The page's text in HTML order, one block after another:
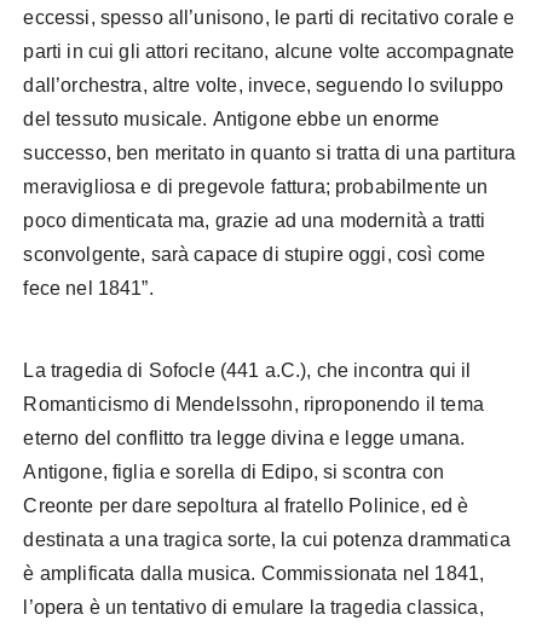
eccessi, spesso all’unisono, le parti di recitativo corale e
parti in cui gli attori recitano, alcune volte accompagnate
dall’orchestra, altre volte, invece, seguendo lo sviluppo
del tessuto musicale. Antigone ebbe un enorme
successo, ben meritato in quanto si tratta di una partitura
meravigliosa e di pregevole fattura; probabilmente un
poco dimenticata ma, grazie ad una modernità a tratti
sconvolgente, sarà capace di stupire oggi, così come
fece nel 1841”.
La tragedia di Sofocle (441 a.C.), che incontra qui il
Romanticismo di Mendelssohn, riproponendo il tema
eterno del conflitto tra legge divina e legge umana.
Antigone, figlia e sorella di Edipo, si scontra con
Creonte per dare sepoltura al fratello Polinice, ed è
destinata a una tragica sorte, la cui potenza drammatica
è amplificata dalla musica. Commissionata nel 1841,
l’opera è un tentativo di emulare la tragedia classica,